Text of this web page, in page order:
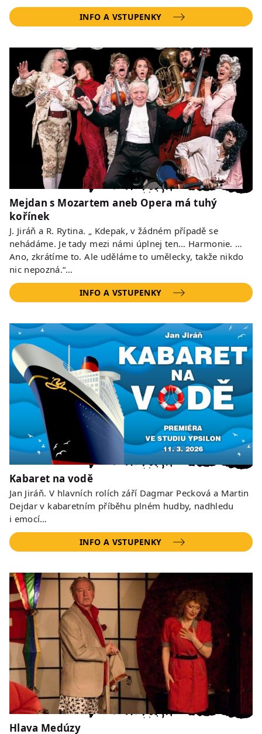
INFO A VSTUPENKY
Mejdan s Mozartem aneb Opera má tuhý
kořínek
J. Jiráň a R. Rytina. „ Kdepak, v žádném případě se
nehádáme. Je tady mezi námi úplnej ten… Harmonie. …
Ano, zkrátíme to. Ale uděláme to umělecky, takže nikdo
nic nepozná.“…
INFO A VSTUPENKY
Kabaret na vodě
Jan Jiráň. V hlavních rolích září Dagmar Pecková a Martin
Dejdar v kabaretním příběhu plném hudby, nadhledu
i emocí…
INFO A VSTUPENKY
Hlava Medúzy